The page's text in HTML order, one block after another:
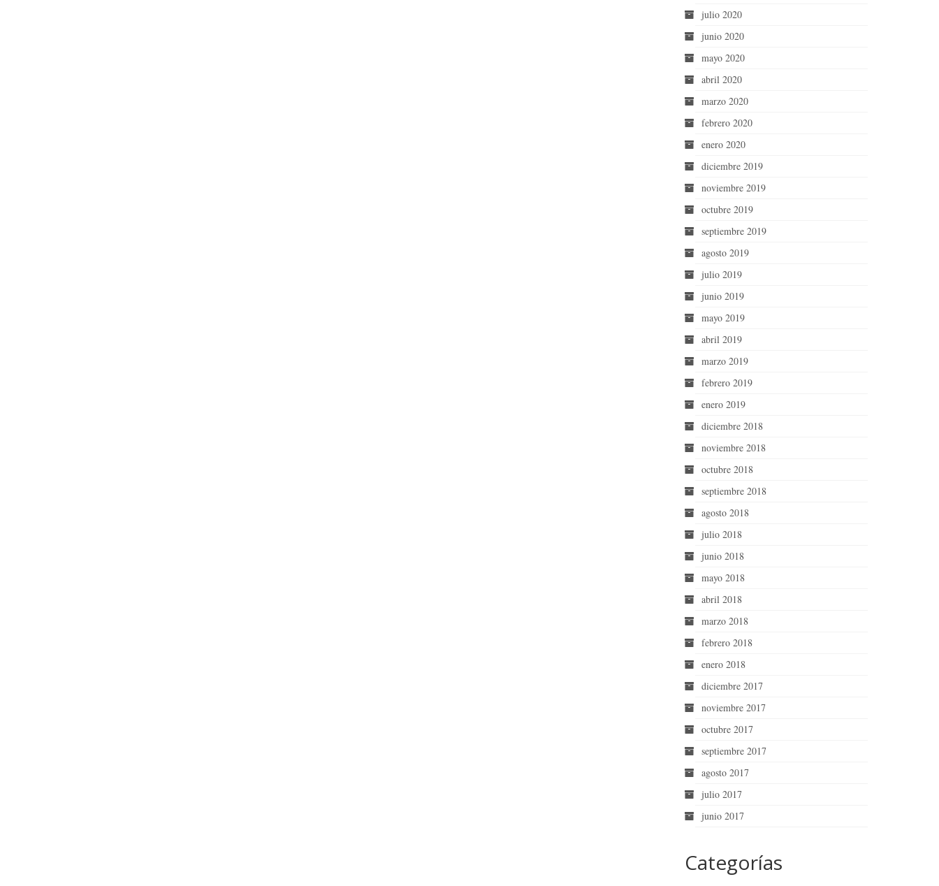
julio 2020
junio 2020
mayo 2020
abril 2020
marzo 2020
febrero 2020
enero 2020
diciembre 2019
noviembre 2019
octubre 2019
septiembre 2019
agosto 2019
julio 2019
junio 2019
mayo 2019
abril 2019
marzo 2019
febrero 2019
enero 2019
diciembre 2018
noviembre 2018
octubre 2018
septiembre 2018
agosto 2018
julio 2018
junio 2018
mayo 2018
abril 2018
marzo 2018
febrero 2018
enero 2018
diciembre 2017
noviembre 2017
octubre 2017
septiembre 2017
agosto 2017
julio 2017
junio 2017
Categorías